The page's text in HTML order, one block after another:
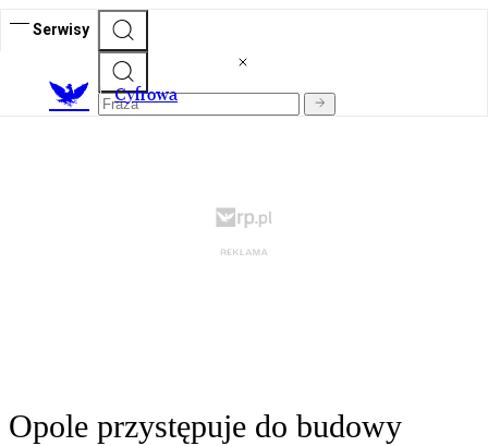
Serwisy
Cyfrowa
Opole przystępuje do budowy